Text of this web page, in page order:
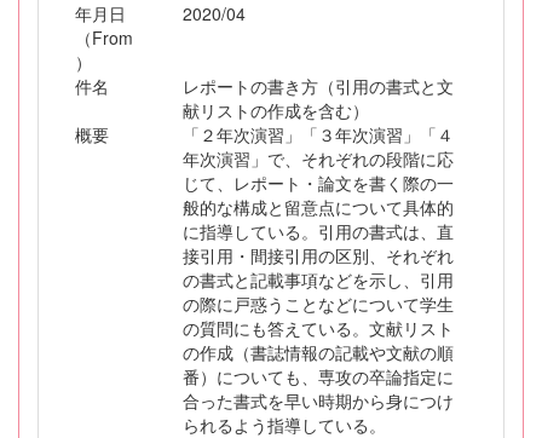
年月日
（From
）
2020/04
件名
レポートの書き方（引用の書式と文
献リストの作成を含む）
概要
「２年次演習」「３年次演習」「４
年次演習」で、それぞれの段階に応
じて、レポート・論文を書く際の一
般的な構成と留意点について具体的
に指導している。引用の書式は、直
接引用・間接引用の区別、それぞれ
の書式と記載事項などを示し、引用
の際に戸惑うことなどについて学生
の質問にも答えている。文献リスト
の作成（書誌情報の記載や文献の順
番）についても、専攻の卒論指定に
合った書式を早い時期から身につけ
られるよう指導している。